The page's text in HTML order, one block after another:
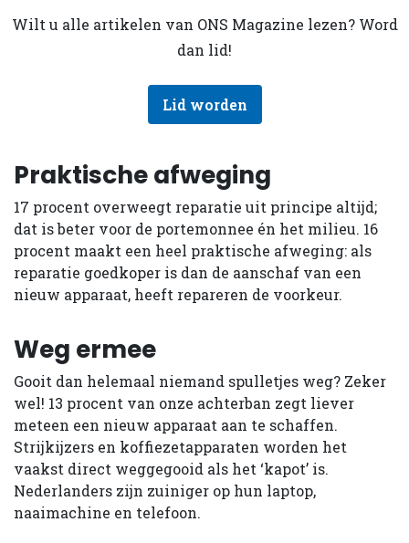
Wilt u alle artikelen van ONS Magazine lezen? Word
dan lid!
Lid worden
Praktische afweging
17 procent overweegt reparatie uit principe altijd;
dat is beter voor de portemonnee én het milieu. 16
procent maakt een heel praktische afweging: als
reparatie goedkoper is dan de aanschaf van een
nieuw apparaat, heeft repareren de voorkeur.
Weg ermee
Gooit dan helemaal niemand spulletjes weg? Zeker
wel! 13 procent van onze achterban zegt liever
meteen een nieuw apparaat aan te schaffen.
Strijkijzers en koffiezetapparaten worden het
vaakst direct weggegooid als het ‘kapot’ is.
Nederlanders zijn zuiniger op hun laptop,
naaimachine en telefoon.